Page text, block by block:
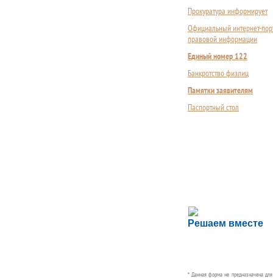
Прокуратура информирует
Официальный интернет-
правовой информации
Единый номер 122
Банкротство физлиц
Памятки заявителям
Паспортный стол
Решаем вместе
Сложности с
Сообщите об этом
* Данная форма не предназначена